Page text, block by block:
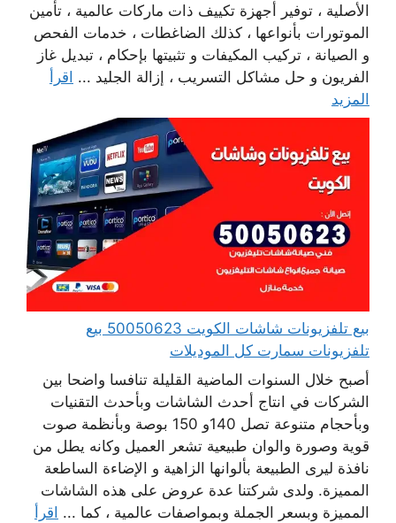
الأصلية ، توفير أجهزة تكييف ذات ماركات عالمية ، تأمين
الموتورات بأنواعها ، كذلك الضاغطات ، خدمات الفحص
و الصيانة ، تركيب المكيفات و تثبيتها بإحكام ، تبديل غاز
الفريون و حل مشاكل التسريب ، إزالة الجليد ... اقرأ
المزيد
بيع تلفزيونات شاشات الكويت 50050623 بيع
تلفزيونات سمارت كل الموديلات
أصبح خلال السنوات الماضية القليلة تنافسا واضحا بين
الشركات في انتاج أحدث الشاشات وبأحدث التقنيات
وبأحجام متنوعة تصل 140و 150 بوصة وبأنظمة صوت
قوية وصورة والوان طبيعية تشعر العميل وكانه يطل من
نافذة ليرى الطبيعة بألوانها الزاهية و الإضاءة الساطعة
المميزة. ولدى شركتنا عدة عروض على هذه الشاشات
المميزة وبسعر الجملة وبمواصفات عالمية ، كما ... اقرأ